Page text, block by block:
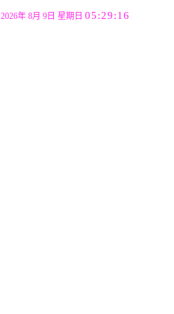
2026年 8月 9日 星期日 05:29:17